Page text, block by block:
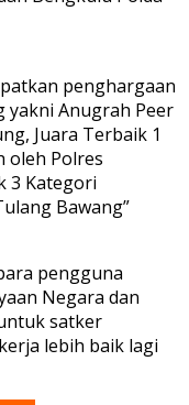
penghargaan
yakni Anugrah Peer
Juara Terbaik 1
oleh Polres
3 Kategori
Bawang”
pengguna
Negara dan
satker
lebih baik lagi